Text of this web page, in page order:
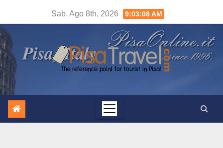
contenuto
Sab. Ago 8th, 2026 9:03:09 AM